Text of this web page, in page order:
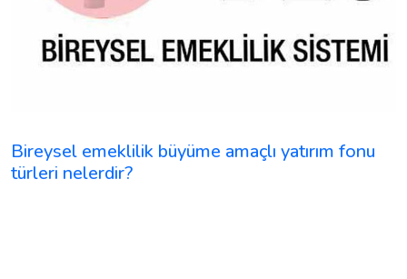
Bireysel emeklilik büyüme amaçlı yatırım fonu
türleri nelerdir?